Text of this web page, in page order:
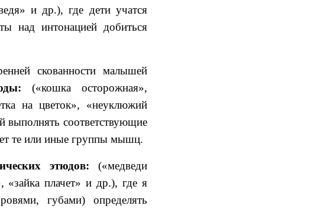
и др.), где дети учатся
над интонацией добиться
скованности малышей
(«кошка осторожная»,
на цветок», «неуклюжий
выполнять соответствующие
те или иные группы мышц.
этюдов: («медведи
«зайка плачет» и др.), где я
губами) определять